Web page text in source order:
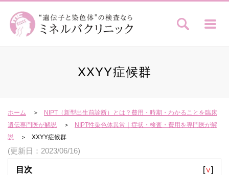
XXYY症候群
ホーム
NIPT（新型出生前診断）とは？費用・時期・わかることを臨床
遺伝専門医が解説
NIPT性染色体異常｜症状・検査・費用を専門医が解
説
XXYY症候群
(更新日：2023/06/16)
目次 [∨]